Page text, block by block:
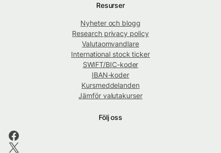
Resurser
Nyheter och blogg
Research privacy policy
Valutaomvandlare
International stock ticker
SWIFT/BIC-koder
IBAN-koder
Kursmeddelanden
Jämför valutakurser
Följ oss